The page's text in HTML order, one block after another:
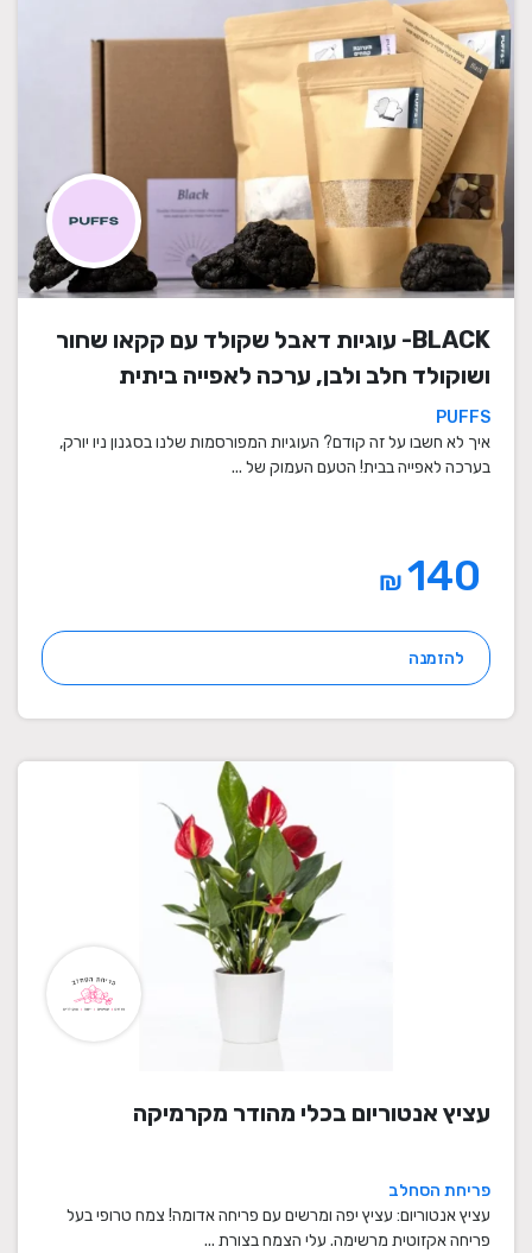
BLACK- עוגיות דאבל שקולד עם קקאו שחור
ושוקולד חלב ולבן, ערכה לאפייה ביתית
PUFFS
איך לא חשבו על זה קודם? העוגיות המפורסמות שלנו בסגנון ניו יורק,
בערכה לאפייה בבית! הטעם העמוק של ...
₪
להזמנה
עציץ אנטוריום בכלי מהודר מקרמיקה
פריחת הסחלב
עציץ אנטוריום: עציץ יפה ומרשים עם פריחה אדומה! צמח טרופי בעל
פריחה אקזוטית מרשימה. עלי הצמח בצורת ...